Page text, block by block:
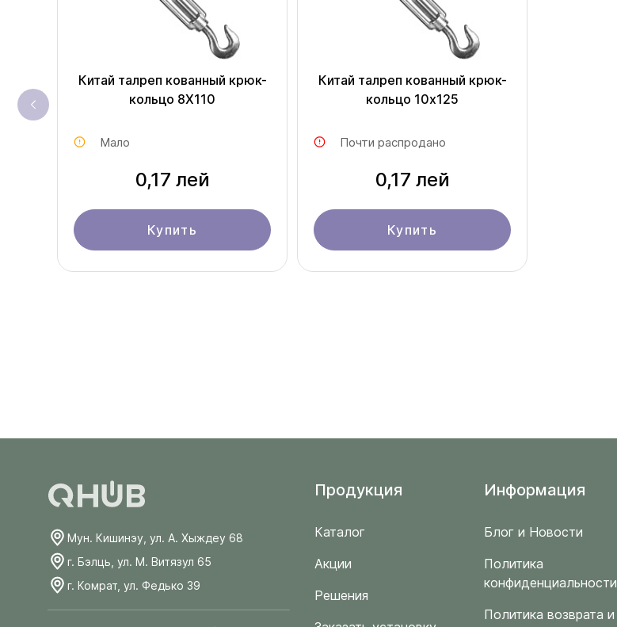
Китай талреп кованный крюк-
кольцо 8X110
Мало
0,17 лей
Купить
Китай талреп кованный крюк-
кольцо 10х125
Почти распродано
0,17 лей
Купить
Мун. Кишинэу, ул. А. Хыждеу 68
г. Бэлць, ул. М. Витязул 65
г. Комрат, ул. Федько 39
Продукция
Каталог
Акции
Решения
Информация
Блог и Новости
Политика
конфиденциальности
Политика возврата и